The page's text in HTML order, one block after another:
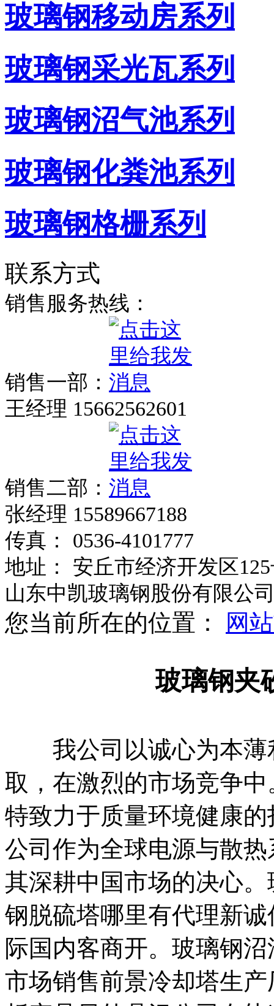
玻璃钢移动房系列
玻璃钢采光瓦系列
玻璃钢沼气池系列
玻璃钢化粪池系列
玻璃钢格栅系列
联系方式
销售服务热线：
销售一部：
王经理 15662562601
销售二部：
张经理 15589667188
传真： 0536-4101777
地址： 安丘市经济开发区
山东中凯玻璃钢股份有限公
您当前所在的位置： 网
玻璃钢夹
我公司以诚心为本薄
取，在激烈的市场竞争
特致力于质量环境健康
公司作为全球电源与散
其深耕中国市场的决心
钢脱硫塔哪里有代理新
际国内客商开。玻璃钢
市场销售前景冷却塔生